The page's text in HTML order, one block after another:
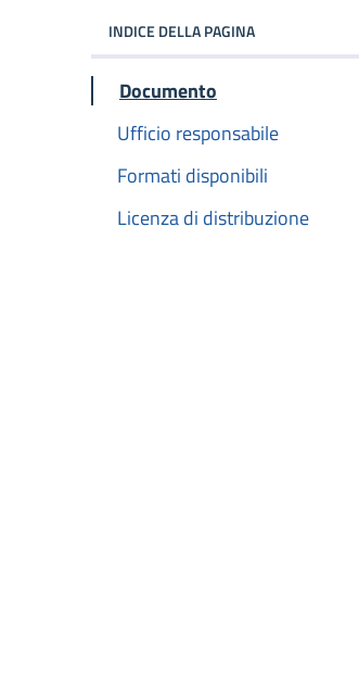
INDICE DELLA PAGINA
Documento
Ufficio responsabile
Formati disponibili
Licenza di distribuzione